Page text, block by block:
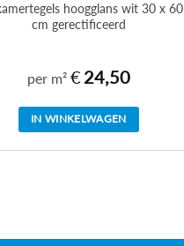
hoogglans wit 30 x 60
cm gerectificeerd
per m² € 24,50
IN WINKELWAGEN